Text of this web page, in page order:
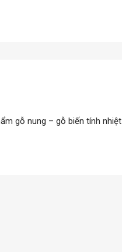
gỗ nung – gỗ biến tính nhiệt